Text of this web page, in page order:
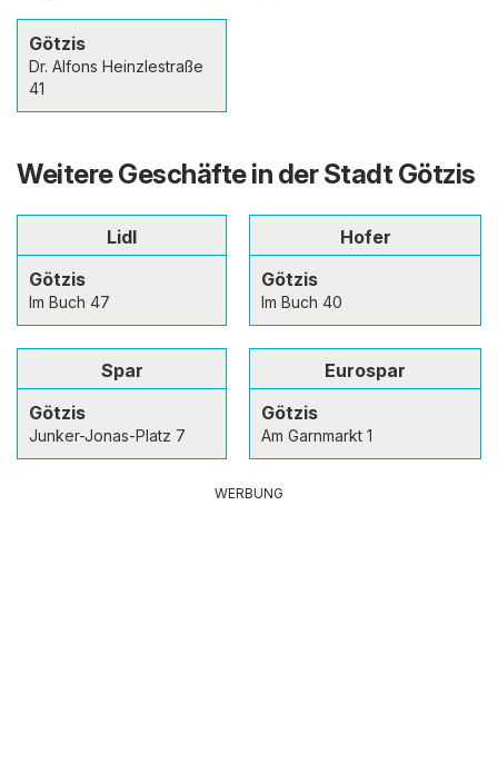
Götzis
Dr. Alfons Heinzlestraße
41
Weitere Geschäfte in der Stadt Götzis
Lidl
Götzis
Im Buch 47
Hofer
Götzis
Im Buch 40
Spar
Götzis
Junker-Jonas-Platz 7
Eurospar
Götzis
Am Garnmarkt 1
WERBUNG